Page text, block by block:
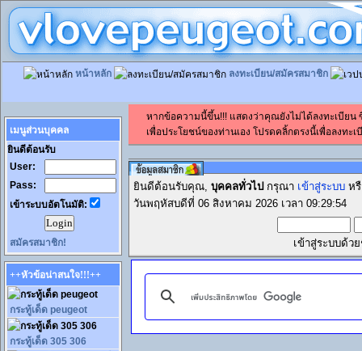
หน้าหลัก ลงทะเบียน/สมัครสมาชิก
เมนูส่วนบุคคล
ยินดีต้อนรับ
User:
Pass:
เข้าระบบอัตโนมัติ:
สมัครสมาชิก!
++หัวข้อน่าสนใจ!!!++
กระทู้เด็ด peugeot
กระทู้เด็ด 305 306
หากข้อความนี้ขึ้น!!! แสดงว่าคุณยังไม่ได้ลงทะเบียน
เพื่อประโยชน์ของท่านเอง โปรดคลิ้กตรงนี้เพื่อลงทะเ
ยินดีต้อนรับคุณ, บุคคลทั่วไป กรุณา เข้าสู่ระบบ ห
วันพฤหัสบดีที่ 06 สิงหาคม 2026 เวลา 09:29:54
เข้าสู่ระบบด้ว